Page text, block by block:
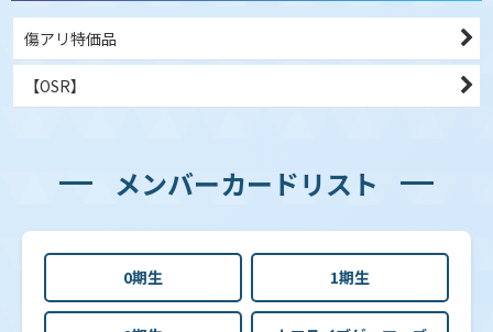
傷アリ特価品
【OSR】
メンバーカードリスト
0期生 1期生